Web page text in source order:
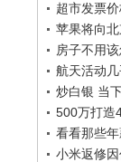
超市发票
苹果将向
房子不用
航天活动
炒白银 当
500万打造
看看那些年
小米返修